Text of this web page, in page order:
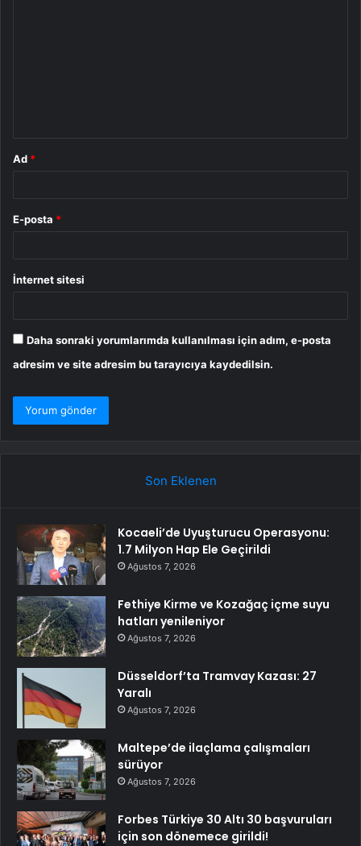
Ad *
E-posta *
İnternet sitesi
Daha sonraki yorumlarımda kullanılması için adım, e-posta
adresim ve site adresim bu tarayıcıya kaydedilsin.
Son Eklenen
Kocaeli’de Uyuşturucu Operasyonu:
1.7 Milyon Hap Ele Geçirildi
Ağustos 7, 2026
Fethiye Kirme ve Kozağaç içme suyu
hatları yenileniyor
Ağustos 7, 2026
Düsseldorf’ta Tramvay Kazası: 27
Yaralı
Ağustos 7, 2026
Maltepe’de ilaçlama çalışmaları
sürüyor
Ağustos 7, 2026
Forbes Türkiye 30 Altı 30 başvuruları
için son dönemece girildi!